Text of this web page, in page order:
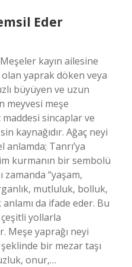
Eder
kayın ailesine
yaprak döken veya
büyüyen ve uzun
meyvesi meşe
sincaplar ve
kaynağıdır. Ağaç neyi
Tanrı’ya
kurmanın bir sembolü
“yaşam,
mutluluk, bolluk,
da ifade eder. Bu
yollarla
Meşe yaprağı neyi
bir mezar taşı
onur,…